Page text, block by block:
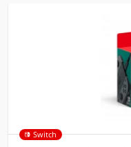
Switch